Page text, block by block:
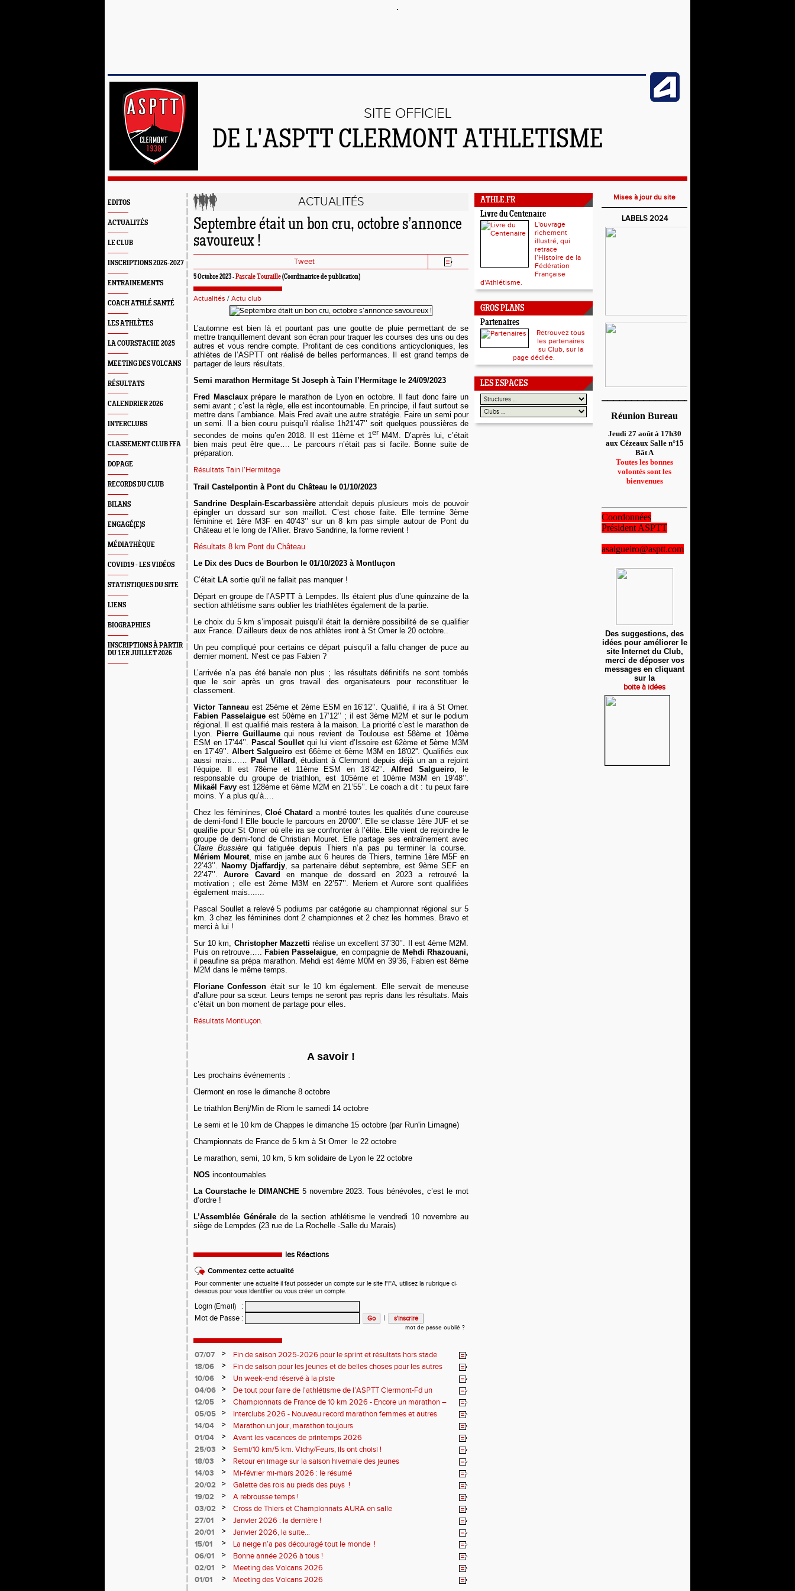
SITE OFFICIEL
DE L'ASPTT CLERMONT ATHLETISME
EDITOS
ACTUALITÉS
LE CLUB
INSCRIPTIONS 2026-2027
ENTRAINEMENTS
COACH ATHLÉ SANTÉ
LES ATHLÈTES
LA COURSTACHE 2025
MEETING DES VOLCANS
RÉSULTATS
CALENDRIER 2026
INTERCLUBS
CLASSEMENT CLUB FFA
DOPAGE
RECORDS DU CLUB
BILANS
ENGAGÉ(E)S
MÉDIATHÈQUE
COVID19 - LES VIDÉOS
STATISTIQUES DU SITE
LIENS
BIOGRAPHIES
INSCRIPTIONS À PARTIR
DU 1ER JUILLET 2026
ACTUALITÉS
Septembre était un bon cru, octobre s’annonce
savoureux !
Tweet
5 Octobre 2023 -Pascale Touraille(Coordinatrice de publication)
Actualités / Actu club
L’automne est bien là et pourtant pas une goutte de pluie permettant de se
mettre tranquillement devant son écran pour traquer les courses des uns ou des
autreset vous rendre compte. Profitant de ces conditions anticycloniques, les
athlètes de l’ASPTT ont réalisé de belles performances. Il est grand temps de
partagerde leurs résultats.
Semi marathon Hermitage St Joseph à Tain l’Hermitage le 24/09/2023
Fred Masclauxprépare le marathon de Lyon en octobre. Il faut donc faire un
semi avant ; c’est la règle, elle est incontournable. En principe, il faut surtout se
mettre dans l’ambiance. Mais Fred avait une autre stratégie. Faire un semi pour
un semi. Il a bien couru puisqu’il réalise 1h21’47’’ soit quelques poussières de
secondes de moins qu’en 2018. Il est 11ème et 1er M4M. D’après lui, c’était
bien mais peut être que…. Le parcours n’était pas si facile. Bonne suite de
préparation.
Résultats Tain l’Hermitage
Trail Castelpontin à Pont du Château le 01/10/2023
Sandrine Desplain-Escarbassière attendait depuis plusieurs mois de pouvoir
épingler un dossard sur son maillot. C’est chose faite. Elle termine 3ème
féminine et 1ère M3F en 40’43’’ sur un 8 km pas simple autour de Pont du
Château et le long de l’Allier. Bravo Sandrine, la forme revient !
Résultats 8 km Pont du Château
Le Dix des Ducs de Bourbon le 01/10/2023 à Montluçon
C’était LA sortie qu’il ne fallait pas manquer !
Départ en groupe de l’ASPTT à Lempdes. Ils étaient plus d’une quinzaine de la
section athlétisme sans oublier les triathlètes également de la partie.
Le choix du 5 km s’imposait puisqu’il était la dernière possibilité de se qualifier
aux France. D’ailleurs deux de nos athlètes iront à St Omer le 20 octobre..
Un peu compliqué pour certains ce départ puisqu’il a fallu changer de puce au
dernier moment. N’est ce pas Fabien ?
L’arrivée n’a pas été banale non plus ; les résultats définitifs ne sont tombés
que le soir après un gros travail des organisateurs pour reconstituer le
classement.
Victor Tanneau est 25ème et 2ème ESM en 16’12’’. Qualifié, il ira à St Omer.
Fabien Passelaigue est 50ème en 17’12’’ ; il est 3ème M2M et sur le podium
régional. Il est qualifié mais restera à la maison. La priorité c’est le marathon de
Lyon.
Pierre Guillaumequi nous revient de Toulouse est 58ème et 10ème
ESM en 17’44’’. Pascal Soulletqui lui vient d’Issoire est 62ème et 5ème M3M
en 17’49’’. Albert Salgueiro est 66ème et 6ème M3M en 18'02''. Qualifiés eux
aussi mais…… Paul Villard , étudiant à Clermont depuis déjà un an a rejoint
l’équipe. Il est 78ème et 11ème ESM en 18’42’’.Alfred Salgueiro, le
responsable du groupe de triathlon, est 105ème et 10ème M3M en 19’48’’.
Mikaël Favy est 128ème et 6ème M2M en 21’55’’. Le coacha dit : tu peux faire
moins. Y a plus qu’à….
Chez les féminines,Cloé Chatard a montré toutes les qualités d’une coureuse
de demi-fond ! Elle boucle le parcours en 20’00’’. Elle se classe 1ère JUF et se
qualifie pour St Omer où elle ira se confronter à l’élite. Elle vient de rejoindre le
groupe de demi-fond de Christian Mouret. Elle partage ses entraînement avec
Claire Bussière qui fatiguée depuis Thiers n’a pas pu terminer la course.
Mériem Mouret, mise en jambe aux 6 heures de Thiers, termine 1ère M5F en
22’43’’. Naomy Djaffardjy, sa partenaire début septembre, est 9ème SEF en
22’47’’.Aurore Cavard
en manque de dossard en 2023 a retrouvé la
motivation ; elle est 2ème M3M en 22’57’’. Meriem et Aurore sont qualifiées
également mais.......
Pascal Soullet a relevé 5 podiums par catégorie au championnat régional sur 5
km. 3 chez les féminines dont 2 championnes et 2 chez les hommes. Bravo et
merci à lui !
Sur 10 km, Christopher Mazzetti réalise un excellent 37’30’’. Il est 4ème M2M.
Puis on retrouve….. Fabien Passelaigue, en compagnie de Mehdi Rhazouani,
il peaufine sa prépa marathon. Mehdi est 4ème M0M en 39’36, Fabien est 8ème
M2M dans le même temps.
Floriane Confesson était sur le 10 km également. Elle servait de meneuse
d’allure pour sa sœur. Leurs temps ne seront pas repris dans les résultats. Mais
c’était un bon moment de partage pour elles.
Résultats Montluçon.
A savoir !
Les prochains événements :
C lermont en rose le dimanche 8 octobre
Le triathlon Benj/Min de Riom le samedi 14 octobre
Le semi et le 10 km de Chappes le dimanche 15 octobre (par Run'in Limagne)
Championnats de France de 5 km à St Omer le 22 octobre
Le marathon, semi, 10 km, 5 km solidaire de Lyon le 22 octobre
NOS incontournables
La Courstachele DIMANCHE5 novembre 2023. Tous bénévoles, c’est le mot
d’ordre !
L’Assemblée Générale de la section athlétisme le vendredi 10 novembre au
siège de Lempdes (23 rue de La Rochelle -Salle du Marais)
les Réactions
Commentez cette actualité
Pour commenter une actualité il faut posséder un compte sur le site FFA, utilisez la rubrique ci-
dessous pour vous identifier ou vous créer un compte.
Login (Email)
:
Mot de Passe : |
mot de passe oublié ?
07/07 >
Fin de saison 2025-2026 pour le sprint et résultats hors stade
18/06
>
Fin de saison pour les jeunes et de belles choses pour les autres
10/06
>
Un week-end réservé à la piste
04/06
>
De tout pour faire de l'athlétisme de l’ASPTT Clermont-Fd un
monde souriant
12/05 >
Championnats de France de 10 km 2026 - Encore un marathon –
Soirées piste
05/05 >
Interclubs 2026 - Nouveau record marathon femmes et autres
résultats
14/04 >
Marathon un jour, marathon toujours
01/04
>
Avant les vacances de printemps 2026
25/03
>
Semi/10 km/5 km. Vichy/Feurs, ils ont choisi !
18/03
>
Retour en image sur la saison hivernale des jeunes
14/03
>
Mi-février mi-mars 2026 : le résumé
20/02
>
Galette des rois au pieds des puys !
19/02
>
A rebrousse temps !
03/02
>
Cross de Thiers et Championnats AURA en salle
27/01
>
Janvier 2026 : la dernière !
20/01
>
Janvier 2026, la suite...
15/01
>
La neige n’a pas découragé tout le monde !
06/01
>
Bonne année 2026 à tous !
02/01
>
Meeting des Volcans 2026
01/01
> Meeting des Volcans 2026
ATHLE.FR
Livre du Centenaire
L'ouvrage
richement
illustré, qui
retrace
l’Histoire de la
Fédération
Française
d'Athlétisme.
GROS PLANS
Partenaires
Retrouvez tous
les partenaires
su Club, sur la
page dédiée.
LES ESPACES
Mises à jour du site
LABELS 2024
Réunion Bureau
Jeudi 27 août à 17h30
aux Cézeaux Salle n°15
Bât A
Toutes les bonnes
volontés sont les
bienvenues
Coordonnées
Président ASPTT
asalgueiro@asptt.com
Des suggestions, des
idées pour améliorer le
site Internet du Club,
merci de déposer vos
messages en cliquant
sur la
boite à idées